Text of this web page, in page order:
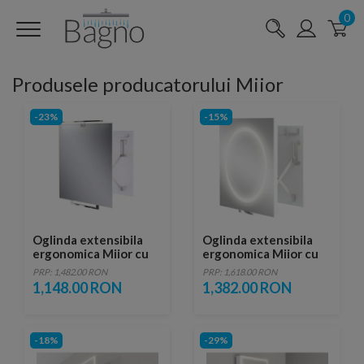
0
Produsele producatorului Miior
-23%
Oglinda extensibila
ergonomica Miior cu
led 60x60x6-35 cm
PRP: 1,482.00 RON
1,148.00 RON
-15%
Oglinda extensibila
ergonomica Miior cu
led 60 x 60 x 7-37 cm
PRP: 1,618.00 RON
1,382.00 RON
-18% -29%